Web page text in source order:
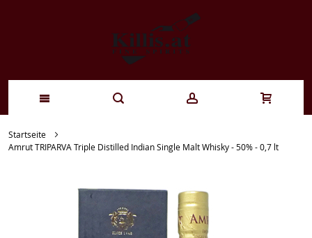
Zum
Startseite
Amrut TRIPARVA Triple Distilled Indian Single Malt Whisky - 50% - 0,7 lt